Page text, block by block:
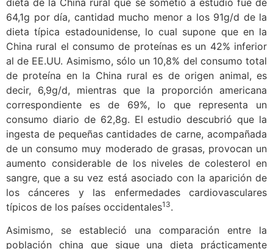
dieta de la China rural que se sometió a estudio fue de
64,1g por día, cantidad mucho menor a los 91g/d de la
dieta típica estadounidense, lo cual supone que en la
China rural el consumo de proteínas es un 42% inferior
al de EE.UU. Asimismo, sólo un 10,8% del consumo total
de proteína en la China rural es de origen animal, es
decir, 6,9g/d, mientras que la proporción americana
correspondiente es de 69%, lo que representa un
consumo diario de 62,8g. El estudio descubrió que la
ingesta de pequeñas cantidades de carne, acompañada
de un consumo muy moderado de grasas, provocan un
aumento considerable de los niveles de colesterol en
sangre, que a su vez está asociado con la aparición de
los cánceres y las enfermedades cardiovasculares
típicos de los países occidentales13.
Asimismo, se estableció una comparación entre la
población china que sigue una dieta prácticamente